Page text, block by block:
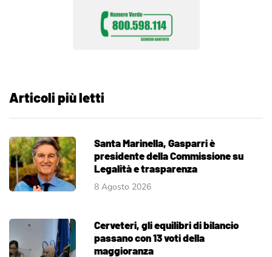
Articoli più letti
Santa Marinella, Gasparri è
presidente della Commissione su
Legalità e trasparenza
8 Agosto 2026
Cerveteri, gli equilibri di bilancio
passano con 13 voti della
maggioranza